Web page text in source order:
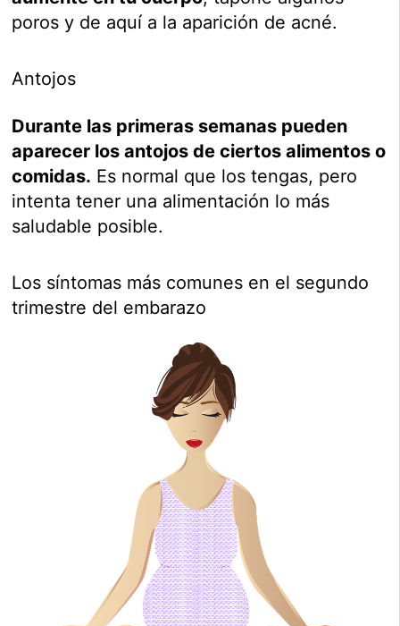
poros y de aquí a la aparición de acné.
Antojos
Durante las primeras semanas pueden
aparecer los antojos de ciertos alimentos o
comidas. Es normal que los tengas, pero
intenta tener una alimentación lo más
saludable posible.
Los síntomas más comunes en el segundo
trimestre del embarazo